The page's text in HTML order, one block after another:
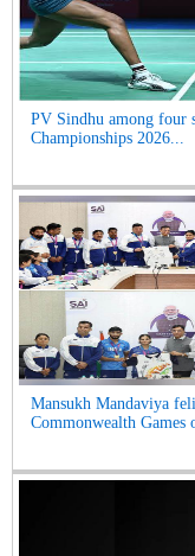
PV Sindhu among four
Championships 2026...
Mansukh Mandaviya
Commonwealth Games